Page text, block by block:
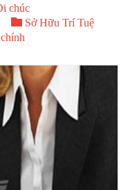
chúc
 Sở Hữu Trí Tuệ